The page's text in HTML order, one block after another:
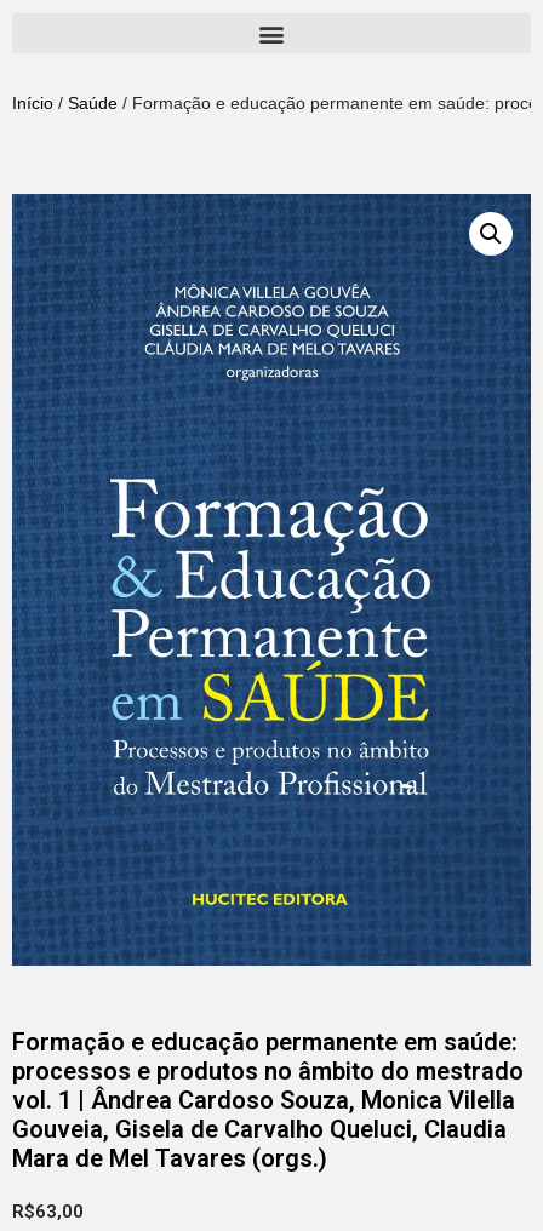
para
Início / Saúde / Formação e educação permanente em saúde:
Formação e educação permanente em saúde:
processos e produtos no âmbito do mestrado
vol. 1 | Ândrea Cardoso Souza, Monica Vilella
Gouveia, Gisela de Carvalho Queluci, Claudia
Mara de Mel Tavares (orgs.)
R$63,00